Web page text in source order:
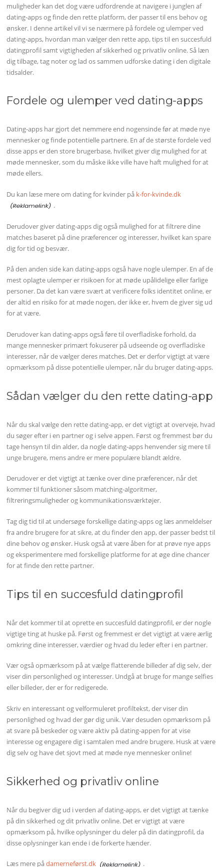
muligheder kan det dog være udfordrende at navigere i junglen af
dating-apps og finde den rette platform, der passer til ens behov og
ønsker. I denne artikel vil vi se nærmere på fordele og ulemper ved
dating-apps, hvordan man vælger den rette app, tips til en succesfuld
datingprofil samt vigtigheden af sikkerhed og privatliv online. Så læn
dig tilbage, tag noter og lad os sammen udforske dating i den digitale
tidsalder.
Fordele og ulemper ved dating-apps
Dating-apps har gjort det nemmere end nogensinde før at møde nye
mennesker og finde potentielle partnere. En af de største fordele ved
disse apps er den store brugerbase, hvilket giver dig mulighed for at
møde mennesker, som du måske ikke ville have haft mulighed for at
møde ellers.
Du kan læse mere om dating for kvinder på k-for-kvinde.dk
.
Derudover giver dating-apps dig også mulighed for at filtrere dine
matches baseret på dine præferencer og interesser, hvilket kan spare
dig for tid og besvær.
På den anden side kan dating-apps også have nogle ulemper. En af de
mest oplagte ulemper er risikoen for at møde upålidelige eller farlige
personer. Da det kan være svært at verificere folks identitet online, er
der altid en risiko for at møde nogen, der ikke er, hvem de giver sig ud
for at være.
Derudover kan dating-apps også føre til overfladiske forhold, da
mange mennesker primært fokuserer på udseende og overfladiske
interesser, når de vælger deres matches. Det er derfor vigtigt at være
opmærksom på disse potentielle ulemper, når du bruger dating-apps.
Sådan vælger du den rette dating-app
Når du skal vælge den rette dating-app, er det vigtigt at overveje, hvad
du søger efter i en partner og i selve appen. Først og fremmest bør du
tage hensyn til din alder, da nogle dating-apps henvender sig mere til
unge brugere, mens andre er mere populære blandt ældre.
Derudover er det vigtigt at tænke over dine præferencer, når det
kommer til funktioner såsom matching-algoritmer,
filtreringsmuligheder og kommunikationsværktøjer.
Tag dig tid til at undersøge forskellige dating-apps og læs anmeldelser
fra andre brugere for at sikre, at du finder den app, der passer bedst til
dine behov og ønsker. Husk også at være åben for at prøve nye apps
og eksperimentere med forskellige platforme for at øge dine chancer
for at finde den rette partner.
Tips til en succesfuld datingprofil
Når det kommer til at oprette en succesfuld datingprofil, er der nogle
vigtige ting at huske på. Først og fremmest er det vigtigt at være ærlig
omkring dine interesser, værdier og hvad du leder efter i en partner.
Vær også opmærksom på at vælge flatterende billeder af dig selv, der
viser din personlighed og interesser. Undgå at bruge for mange selfies
eller billeder, der er for redigerede.
Skriv en interessant og velformuleret profiltekst, der viser din
personlighed og hvad der gør dig unik. Vær desuden opmærksom på
at svare på beskeder og være aktiv på dating-appen for at vise
interesse og engagere dig i samtalen med andre brugere. Husk at være
dig selv og have det sjovt med at møde nye mennesker online!
Sikkerhed og privatliv online
Når du begiver dig ud i verden af dating-apps, er det vigtigt at tænke
på din sikkerhed og dit privatliv online. Det er vigtigt at være
opmærksom på, hvilke oplysninger du deler på din datingprofil, da
disse oplysninger kan ende i de forkerte hænder.
Læs mere pådamerneførst.dk .